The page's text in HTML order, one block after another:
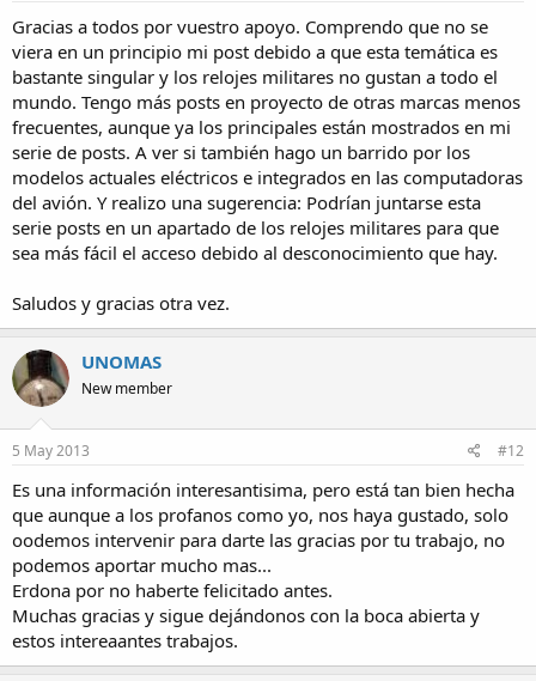
Gracias a todos por vuestro apoyo. Comprendo que no se
viera en un principio mi post debido a que esta temática es
bastante singular y los relojes militares no gustan a todo el
mundo. Tengo más posts en proyecto de otras marcas menos
frecuentes, aunque ya los principales están mostrados en mi
serie de posts. A ver si también hago un barrido por los
modelos actuales eléctricos e integrados en las computadoras
del avión. Y realizo una sugerencia: Podrían juntarse esta
serie posts en un apartado de los relojes militares para que
sea más fácil el acceso debido al desconocimiento que hay.
Saludos y gracias otra vez.
UNOMAS
New member
5 May 2013 #12
Es una información interesantisima, pero está tan bien hecha
que aunque a los profanos como yo, nos haya gustado, solo
oodemos intervenir para darte las gracias por tu trabajo, no
podemos aportar mucho mas...
Erdona por no haberte felicitado antes.
Muchas gracias y sigue dejándonos con la boca abierta y
estos intereaantes trabajos.